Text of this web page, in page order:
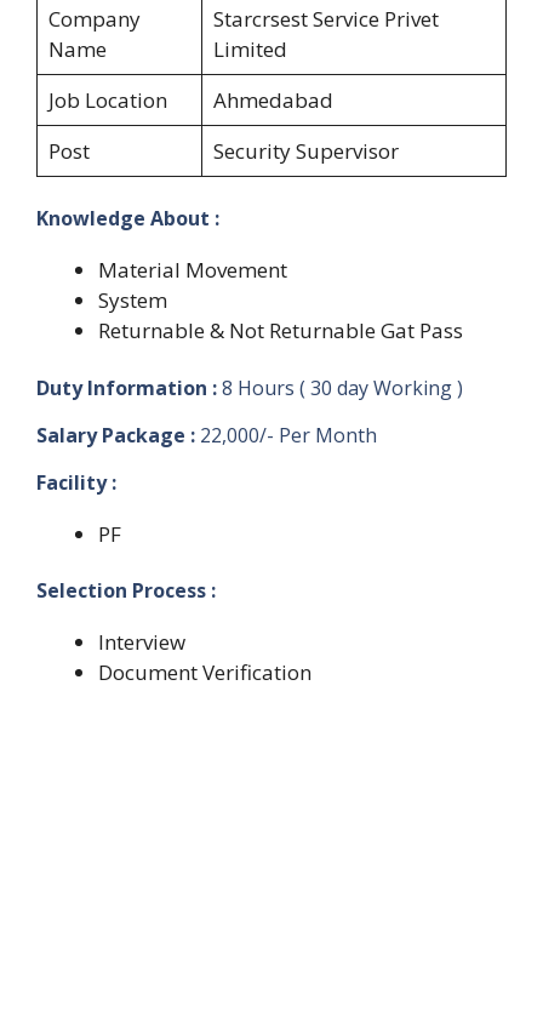
Company
Name
Starcrsest Service Privet
Limited
Job Location
Ahmedabad
Post
Security Supervisor
Knowledge About :
Material Movement
System
Returnable & Not Returnable Gat Pass
Duty Information :8 Hours ( 30 day Working )
Salary Package : 22,000/- Per Month
Facility :
PF
Selection Process :
Interview
Document Verification